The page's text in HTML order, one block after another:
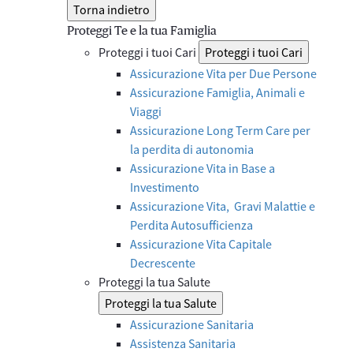
Torna indietro
Proteggi Te e la tua Famiglia
Proteggi i tuoi Cari
Proteggi i tuoi Cari
Assicurazione Vita per Due Persone
Assicurazione Famiglia, Animali e
Viaggi
Assicurazione Long Term Care per
la perdita di autonomia
Assicurazione Vita in Base a
Investimento
Assicurazione Vita, Gravi Malattie e
Perdita Autosufficienza
Assicurazione Vita Capitale
Decrescente
Proteggi la tua Salute
Proteggi la tua Salute
Assicurazione Sanitaria
Assistenza Sanitaria